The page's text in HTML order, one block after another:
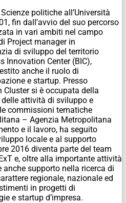
politiche all’Università
fin dall’avvio del suo percorso
in vari ambiti nel campo
Project manager in
di sviluppo del territorio
Innovation Center (BIC),
anche il ruolo di
e startup. Presso
Cluster si è occupata della
attività di sviluppo e
commissioni tematiche
– Agenzia Metropolitana
e il lavoro, ha seguito
locale e al supporto
2016 diventa parte del team
e, oltre alla importante attività
anche supporto nella ricerca di
regionale, nazionale ed
in progetti di
e startup d’impresa.